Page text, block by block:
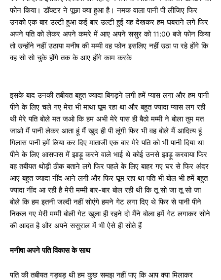
फोन किया। डॉक्टर ने पूछा क्या हुआ है। नमक वाला पानी पी लीजिए फिर
उनको एक बार उल्टी हुआ कई बार उल्टी हुई यह देखकर हम घबराने लगे फिर
अपने पति को लेकर अपने कमरे में आए अपने ससुर को 11:00 बजे फोन किया
तो उन्होंने नहीं उठाया मनीष की मम्मी वह फोन इसलिए नहीं उठा पा रहे होंगे कि
वह सो सो चुके होंगे तक के आए होंगे काम करके
इसके बाद उनकी तबीयत बहुत ज्यादा बिगड़ने लगी हमें प्यास लगा और हम पानी
पीने के लिए चले गए मेरा भी माथा घूम रहा था और बहुत ज्यादा प्यास लग रही
थी मेरे पति बोले मत जओ कि हम अभी मेरे पास ही बैठो मम्मी ने बोला तुम मत
जाओ मैं पानी लेकर आता हूं मैं खुद ही पी लूंगी फिर भी वह बोले मैं आदित्य हूं
गिलास पानी हमें लिया कर दिए माताजी एक बार मेरे पति को भी पानी दिया था
पीने के लिए आसपास में झाड़ू करने वाले भाई थे कोई उनसे झाड़ू करवाया फिर
वह तबीयत थोड़ी ठीक बताने लगे फिर पहले के लिए बाहर गए घर से फिर अंदर
आए बहुत ज्यादा नींद आने लगी और फिर घूम रहा था पति भी बोल भी हमें बहुत
ज्यादा नींद आ रही है मेरी मम्मी बार-बार बोल रही थी कि तू सो जा तू सो जा
बोले कि हम इतनी जल्दी नहीं सोएंगे हमने गेट लगा दिए थे फिर से पानी पीने
निकल गए मेरी मम्मी बोली गेट खुला ही रहने दो मैंने बोला हमें गेट लगाकर सोने
की आदत है और अपने ससुराल में भी ऐसे ही सोते हैं
मनीषा अपने पति विकास के साथ
पति की तबीयत गड़बड़ थी हम कुछ समझ नहीं पाए कि आप क्या मिलाकर